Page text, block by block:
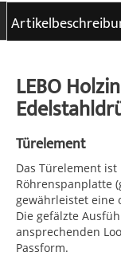
LEBO
Türelement
Das Türelement
Röhrenspanplatte
gewährleistet eine
Die gefälzte
ansprechenden
Passform.